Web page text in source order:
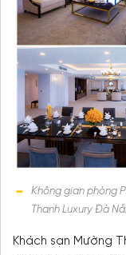
Không gian phòng
Thanh Luxury Đà
Khách sạn Mường